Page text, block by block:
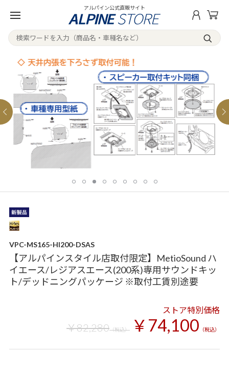
アルパイン公式直販サイト
VPC-MS165-HI200-DSAS
【アルパインスタイル店取付限定】MetioSound ハ
イエース/レジアスエース(200系)専用サウンドキッ
ト/デッドニングパッケージ ※取付工賃別途要
ストア特別価格
￥82,280（税込） ￥74,100 （税込）